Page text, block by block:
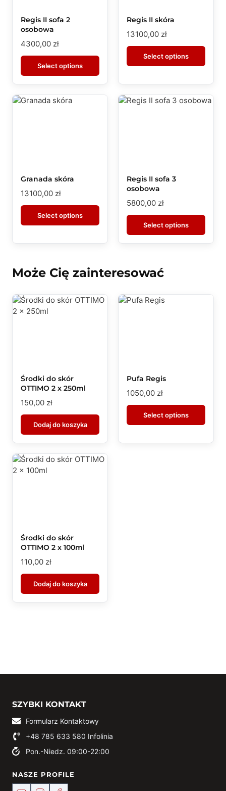
Regis II sofa 2
osobowa
4300,00 zł
Select options
Regis II skóra
13100,00 zł
Select options
Granada skóra
13100,00 zł
Select options
Regis II sofa 3
osobowa
5800,00 zł
Select options
Może Cię zainteresować
Środki do skór
OTTIMO 2 x 250ml
150,00 zł
Dodaj do koszyka
Pufa Regis
1050,00 zł
Select options
Środki do skór
OTTIMO 2 x 100ml
110,00 zł
Dodaj do koszyka
SZYBKI KONTAKT
Formularz Kontaktowy
+48 785 633 580 Infolinia
Pon.-Niedz. 09:00-22:00
NASZE PROFILE